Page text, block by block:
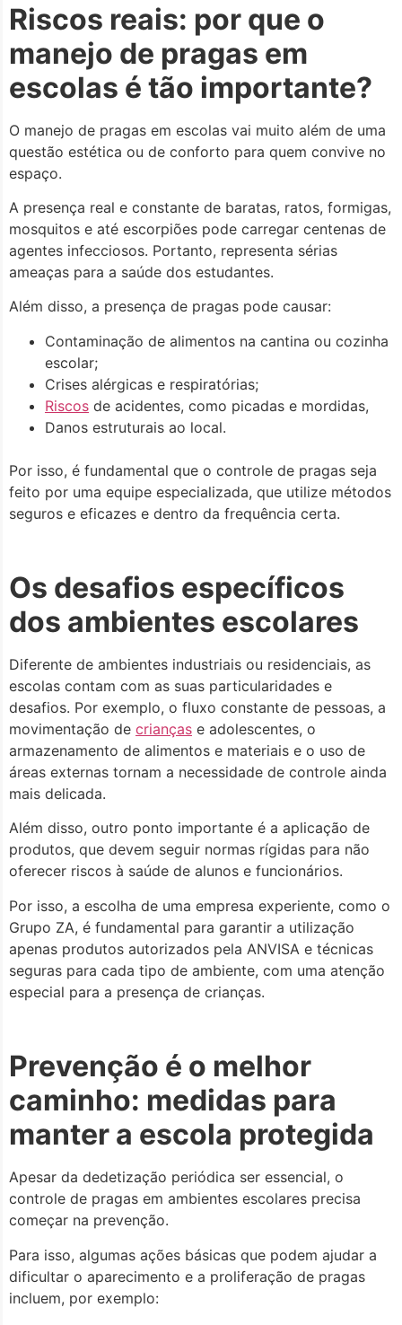
Riscos reais: por que o
manejo de pragas em
escolas é tão importante?
O manejo de pragas em escolas vai muito além de uma
questão estética ou de conforto para quem convive no
espaço.
A presença real e constante de baratas, ratos, formigas,
mosquitos e até escorpiões pode carregar centenas de
agentes infecciosos. Portanto, representa sérias
ameaças para a saúde dos estudantes.
Além disso, a presença de pragas pode causar:
Contaminação de alimentos na cantina ou cozinha
escolar;
Crises alérgicas e respiratórias;
Riscos de acidentes, como picadas e mordidas,
Danos estruturais ao local.
Por isso, é fundamental que o controle de pragas seja
feito por uma equipe especializada, que utilize métodos
seguros e eficazes e dentro da frequência certa.
Os desafios específicos
dos ambientes escolares
Diferente de ambientes industriais ou residenciais, as
escolas contam com as suas particularidades e
desafios. Por exemplo, o fluxo constante de pessoas, a
movimentação de crianças e adolescentes, o
armazenamento de alimentos e materiais e o uso de
áreas externas tornam a necessidade de controle ainda
mais delicada.
Além disso, outro ponto importante é a aplicação de
produtos, que devem seguir normas rígidas para não
oferecer riscos à saúde de alunos e funcionários.
Por isso, a escolha de uma empresa experiente, como o
Grupo ZA, é fundamental para garantir a utilização
apenas produtos autorizados pela ANVISA e técnicas
seguras para cada tipo de ambiente, com uma atenção
especial para a presença de crianças.
Prevenção é o melhor
caminho: medidas para
manter a escola protegida
Apesar da dedetização periódica ser essencial, o
controle de pragas em ambientes escolares precisa
começar na prevenção.
Para isso, algumas ações básicas que podem ajudar a
dificultar o aparecimento e a proliferação de pragas
incluem, por exemplo: